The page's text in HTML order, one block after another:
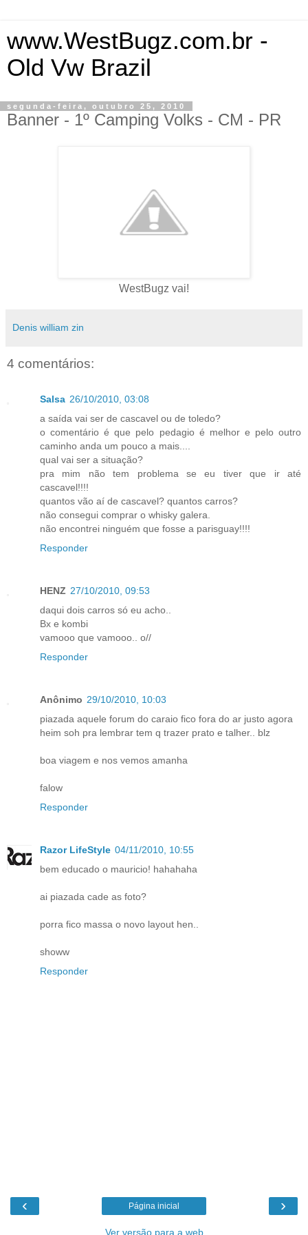
www.WestBugz.com.br -
Old Vw Brazil
segunda-feira, outubro 25, 2010
Banner - 1º Camping Volks - CM - PR
WestBugz vai!
Denis william zin
4 comentários:
Salsa 26/10/2010, 03:08
a saída vai ser de cascavel ou de toledo?
o comentário é que pelo pedagio é melhor e pelo outro
caminho anda um pouco a mais....
qual vai ser a situação?
pra mim não tem problema se eu tiver que ir até
cascavel!!!!
quantos vão aí de cascavel? quantos carros?
não consegui comprar o whisky galera.
não encontrei ninguém que fosse a parisguay!!!!
Responder
HENZ 27/10/2010, 09:53
daqui dois carros só eu acho..
Bx e kombi
vamooo que vamooo.. o//
Responder
Anônimo 29/10/2010, 10:03
piazada aquele forum do caraio fico fora do ar justo agora
heim soh pra lembrar tem q trazer prato e talher.. blz
boa viagem e nos vemos amanha
falow
Responder
Razor LifeStyle 04/11/2010, 10:55
bem educado o mauricio! hahahaha
ai piazada cade as foto?
porra fico massa o novo layout hen..
showw
Responder
‹ ›
Página inicial
Ver versão para a web